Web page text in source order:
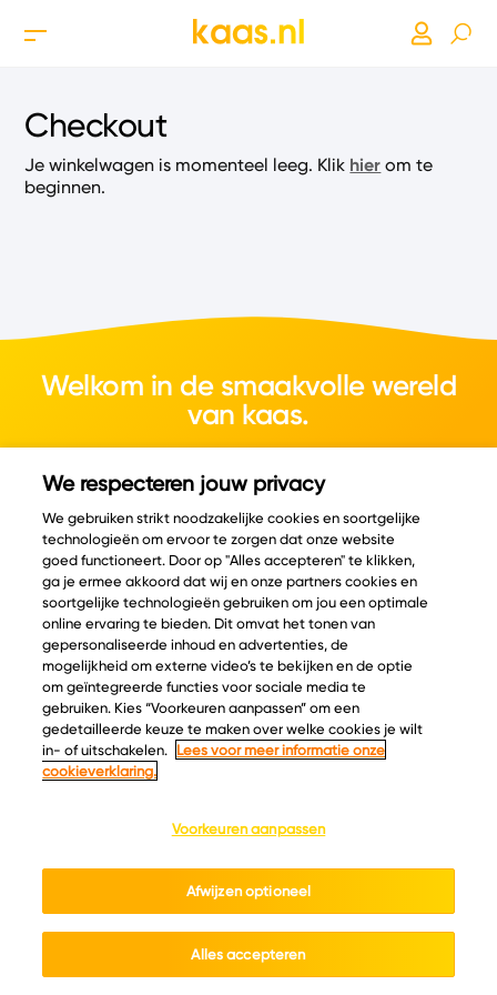
Checkout
Je winkelwagen is momenteel leeg. Klik hier om te
beginnen.
Welkom in de smaakvolle wereld
van kaas.
© Copyright 2026 Velder
Inspiratie
Kaascatalogus
Recepten
Kaasplankjes
Blog
Kaasweetjes
Informatie
Over ons
Ontdek
Keurmerken
Acties
Veelgestelde vragen
Cookie policy Privacy policy Cookie instellingen
Algemene voorwaarden
We respecteren jouw privacy
We gebruiken strikt noodzakelijke cookies en soortgelijke
technologieën om ervoor te zorgen dat onze website
goed functioneert. Door op "Alles accepteren" te klikken,
ga je ermee akkoord dat wij en onze partners cookies en
soortgelijke technologieën gebruiken om jou een optimale
online ervaring te bieden. Dit omvat het tonen van
gepersonaliseerde inhoud en advertenties, de
mogelijkheid om externe video’s te bekijken en de optie
om geïntegreerde functies voor sociale media te
gebruiken. Kies “Voorkeuren aanpassen” om een
gedetailleerde keuze te maken over welke cookies je wilt
in- of uitschakelen.
Lees voor meer informatie onze
cookieverklaring.
Voorkeuren aanpassen
Afwijzen optioneel
Alles accepteren